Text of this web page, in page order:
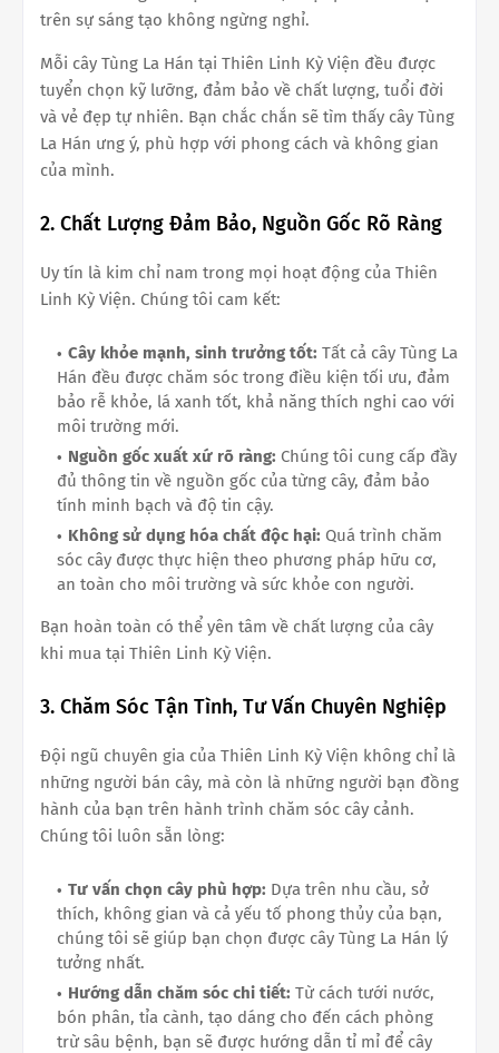
trên sự sáng tạo không ngừng nghỉ.
Mỗi cây Tùng La Hán tại Thiên Linh Kỳ Viện đều được
tuyển chọn kỹ lưỡng, đảm bảo về chất lượng, tuổi đời
và vẻ đẹp tự nhiên. Bạn chắc chắn sẽ tìm thấy cây Tùng
La Hán ưng ý, phù hợp với phong cách và không gian
của mình.
2. Chất Lượng Đảm Bảo, Nguồn Gốc Rõ Ràng
Uy tín là kim chỉ nam trong mọi hoạt động của Thiên
Linh Kỳ Viện. Chúng tôi cam kết:
Cây khỏe mạnh, sinh trưởng tốt: Tất cả cây Tùng La
Hán đều được chăm sóc trong điều kiện tối ưu, đảm
bảo rễ khỏe, lá xanh tốt, khả năng thích nghi cao với
môi trường mới.
Nguồn gốc xuất xứ rõ ràng: Chúng tôi cung cấp đầy
đủ thông tin về nguồn gốc của từng cây, đảm bảo
tính minh bạch và độ tin cậy.
Không sử dụng hóa chất độc hại: Quá trình chăm
sóc cây được thực hiện theo phương pháp hữu cơ,
an toàn cho môi trường và sức khỏe con người.
Bạn hoàn toàn có thể yên tâm về chất lượng của cây
khi mua tại Thiên Linh Kỳ Viện.
3. Chăm Sóc Tận Tình, Tư Vấn Chuyên Nghiệp
Đội ngũ chuyên gia của Thiên Linh Kỳ Viện không chỉ là
những người bán cây, mà còn là những người bạn đồng
hành của bạn trên hành trình chăm sóc cây cảnh.
Chúng tôi luôn sẵn lòng:
Tư vấn chọn cây phù hợp: Dựa trên nhu cầu, sở
thích, không gian và cả yếu tố phong thủy của bạn,
chúng tôi sẽ giúp bạn chọn được cây Tùng La Hán lý
tưởng nhất.
Hướng dẫn chăm sóc chi tiết: Từ cách tưới nước,
bón phân, tỉa cành, tạo dáng cho đến cách phòng
trừ sâu bệnh, bạn sẽ được hướng dẫn tỉ mỉ để cây